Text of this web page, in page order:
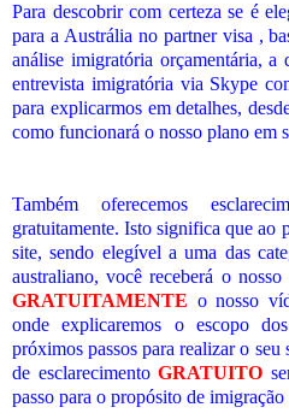
Para descobrir com certeza se é
para a Austrália no partner visa ,
análise imigratória orçamentária,
entrevista imigratória via Skype
para explicarmos em detalhes,
como funcionará o nosso plano em
Também oferecemos
gratuitamente. Isto significa que ao
site, sendo elegível a uma das
australiano, você receberá o
GRATUITAMENTE o nosso
onde explicaremos o escopo
próximos passos para realizar o
de esclarecimento GRATUITO
passo para o propósito de